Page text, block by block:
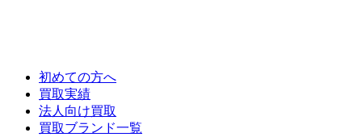
初めての方へ
買取実績
法人向け買取
買取ブランド一覧